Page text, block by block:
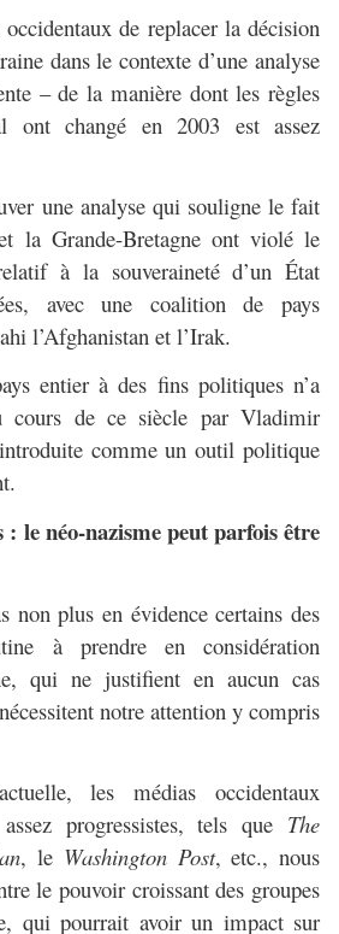
de replacer la décision
dans le contexte d’une analyse
– de la manière dont les règles
ont changé en 2003 est assez
une analyse qui souligne le fait
la Grande-Bretagne ont violé le
à la souveraineté d’un État
avec une coalition de pays
l’Afghanistan et l’Irak.
entier à des fins politiques n’a
cours de ce siècle par Vladimir
comme un outil politique
le néo-nazisme peut parfois être
non plus en évidence certains des
à prendre en considération
qui ne justifient en aucun cas
notre attention y compris
les médias occidentaux
progressistes, tels que The
, le Washington Post, etc., nous
le pouvoir croissant des groupes
qui pourrait avoir un impact sur